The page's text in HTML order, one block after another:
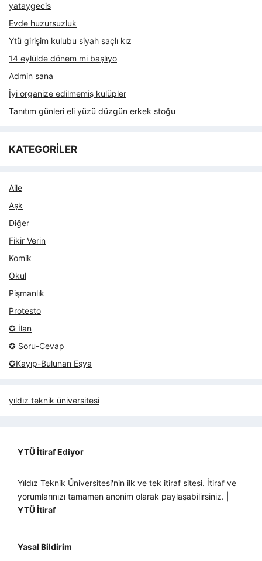
yataygecis
Evde huzursuzluk
Ytü girişim kulubu siyah saçlı kız
14 eylülde dönem mi başlıyo
Admin sana
İyi organize edilmemiş kulüpler
Tanıtım günleri eli yüzü düzgün erkek stoğu
KATEGORİLER
Aile
Aşk
Diğer
Fikir Verin
Komik
Okul
Pişmanlık
Protesto
✪ İlan
✪ Soru-Cevap
✪Kayıp-Bulunan Eşya
yıldız teknik üniversitesi
YTÜ İtiraf Ediyor
Yıldız Teknik Üniversitesi'nin ilk ve tek itiraf sitesi. İtiraf ve
yorumlarınızı tamamen anonim olarak paylaşabilirsiniz. |
YTÜ İtiraf
Yasal Bildirim